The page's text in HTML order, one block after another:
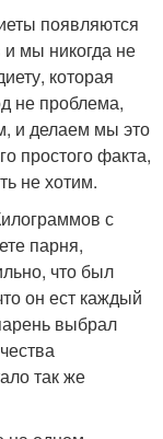
появляются
мы никогда не
которая
не проблема,
и делаем мы это
простого факта,
не хотим.
с
парня,
что был
он ест каждый
выбрал
так же